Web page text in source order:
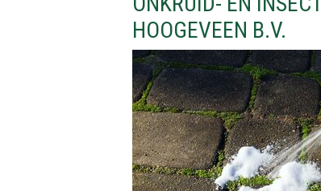
HOOGEVEEN B.V.